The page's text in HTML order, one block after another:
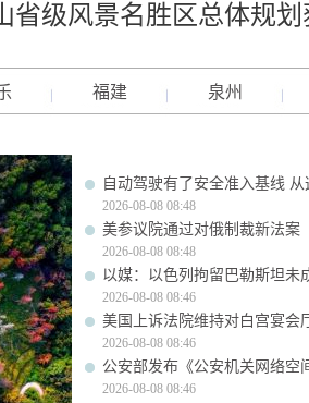
省级风景名胜区总体规划
福建 泉州
自动驾驶有了安全准入基线
2026-08-08 08:48
美参议院通过对俄制裁新法案
2026-08-08 08:48
以媒：以色列拘留巴勒斯坦未
2026-08-08 08:46
美国上诉法院维持对白宫宴会
2026-08-08 08:46
公安部发布《公安机关网络空
2026-08-08 08:46